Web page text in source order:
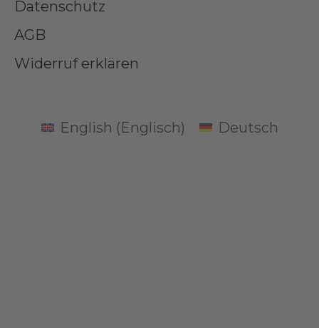
Datenschutz
AGB
Widerruf erklären
English (Englisch) Deutsch